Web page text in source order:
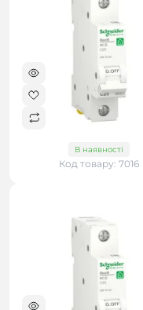
В наявності
Код товару: 7016